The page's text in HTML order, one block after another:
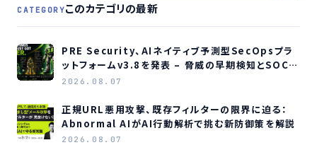
CATEGORYこのカテゴリの最新
PRE Security、AIネイティブ予測型SecOpsプラ
ットフォームv3.8を発表 – 脅威の早期検知とSOC負
荷軽減へ
2026.08.07
正規URL悪用攻撃、既存フィルターの限界に迫る：
Abnormal AIがAI行動解析で挑む新防御策を解説
2026.08.07